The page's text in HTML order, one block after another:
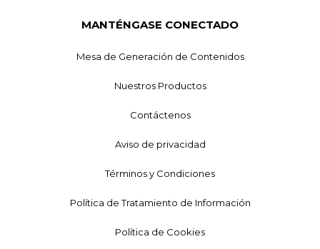
MANTÉNGASE CONECTADO
Mesa de Generación de Contenidos
Nuestros Productos
Contáctenos
Aviso de privacidad
Términos y Condiciones
Política de Tratamiento de Información
Política de Cookies